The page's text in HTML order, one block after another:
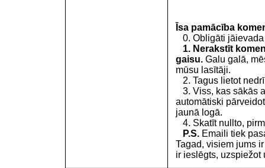
Īsa pamācība
0. Obligāti jāievada
1. Nerakstīt
gaisu. Galu galā,
mūsu lasītāji.
2. Tagus lietot
3. Viss, kas sākās
automātiski
jaunā logā.
4. Skatīt nullto,
P.S. Emaili tiek
Tagad, visiem jums
ir ieslēgts, uzspiežot